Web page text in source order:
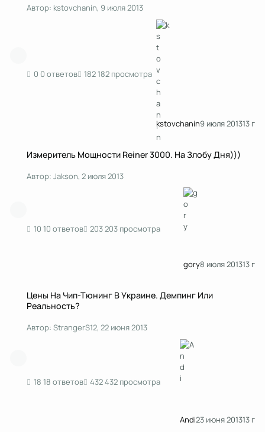
Автор: kstоvchanin, 9 июля 2013
0 ответов 182 просмотра
kstоvchanin9 июля 201313 г
Измеритель Мощности Reiner 3000. На Злобу Дня)))
Автор: Jakson, 2 июля 2013
10 ответов 203 просмотра
gory8 июля 201313 г
Цены На Чип-Тюнинг В Украине. Демпинг Или
Реальность?
Автор: StrangerS12, 22 июня 2013
18 ответов 432 просмотра
Andi23 июня 201313 г